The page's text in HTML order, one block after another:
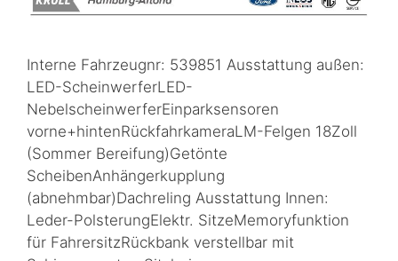
Interne Fahrzeugnr: 539851 Ausstattung außen:
LED-ScheinwerferLED-
NebelscheinwerferEinparksensoren
vorne+hintenRückfahrkameraLM-Felgen 18Zoll
(Sommer Bereifung)Getönte
ScheibenAnhängerkupplung
(abnehmbar)Dachreling Ausstattung Innen:
Leder-PolsterungElektr. SitzeMemoryfunktion
für FahrersitzRückbank verstellbar mit